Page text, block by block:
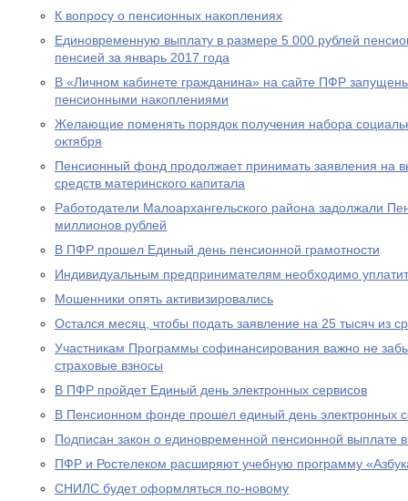
К вопросу о пенсионных накоплениях
Единовременную выплату в размере 5 000 рублей
пенсией за январь 2017 года
В «Личном кабинете гражданина» на сайте ПФР
пенсионными накоплениями
Желающие поменять порядок получения набора
октября
Пенсионный фонд продолжает принимать заявления на
средств материнского капитала
Работодатели Малоархангельского района задолжали
миллионов рублей
В ПФР прошел Единый день пенсионной грамотности
Индивидуальным предпринимателям необходимо
Мошенники опять активизировались
Остался месяц, чтобы подать заявление на 25 тысяч из
Участникам Программы софинансирования важно не
страховые взносы
В ПФР пройдет Единый день электронных сервисов
В Пенсионном фонде прошел единый день электронных
Подписан закон о единовременной пенсионной выплате
ПФР и Ростелеком расширяют учебную программу
СНИЛС будет оформляться по-новому